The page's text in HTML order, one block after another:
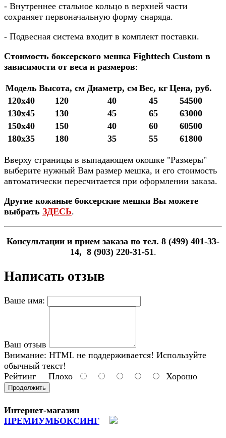
- Внутреннее стальное кольцо в верхней части
сохраняет первоначальную форму снаряда.
- Подвесная система входит в комплект поставки.
Стоимость боксерского мешка Fighttech Custom в
зависимости от веса и размеров:
Модель Высота, см Диаметр, см Вес, кг Цена, руб.
120х40
120 40 45
54500
130х45
130 45 65
63000
150х40
150 40 60
60500
180х35
180 35 55 61800
Вверху страницы в выпадающем окошке "Размеры"
выберите нужный Вам размер мешка, и его стоимость
автоматически пересчитается при оформлении заказа.
Другие кожаные боксерские мешки Вы можете
выбрать ЗДЕСЬ.
Консультации и прием заказа по тел. 8 (499) 401-33-
14, 8 (903) 220-31-51 .
Написать отзыв
Ваше имя:
Ваш отзыв
Внимание: HTML не поддерживается! Используйте
обычный текст!
Рейтинг Плохо Хорошо
Продолжить
Интернет-магазин
ПРЕМИУМБОКСИНГ